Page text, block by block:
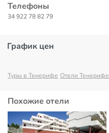
Телефоны
34 922 78 82 79
График цен
Туры в Тенерифе Отели Тенерифе
Похожие отели